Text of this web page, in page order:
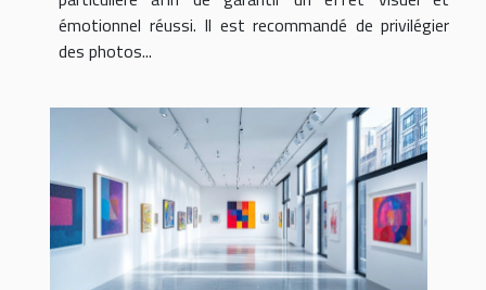
émotionnel réussi. Il est recommandé de privilégier
des photos...